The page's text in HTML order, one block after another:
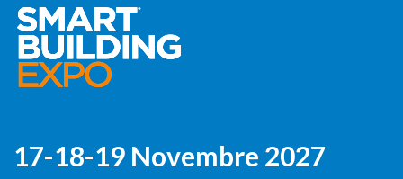
17-18-19 Novembre 2027